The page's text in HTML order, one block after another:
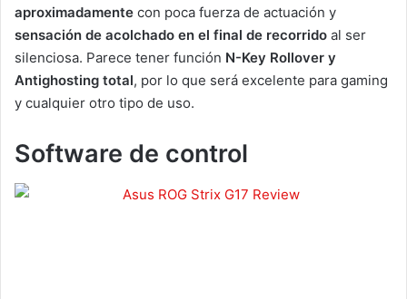
aproximadamente con poca fuerza de actuación y
sensación de acolchado en el final de recorrido al ser
silenciosa. Parece tener función N-Key Rollover y
Antighosting total, por lo que será excelente para gaming
y cualquier otro tipo de uso.
Software de control